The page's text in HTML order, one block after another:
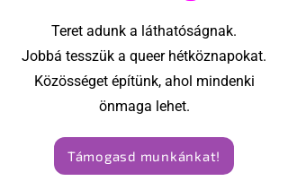
Teret adunk a láthatóságnak.
Jobbá tesszük a queer hétköznapokat.
Közösséget építünk, ahol mindenki
önmaga lehet.
Támogasd munkánkat!